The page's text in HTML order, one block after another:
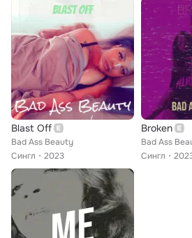
Blast Off
Bad Ass Beauty
Сингл
2023
Broken
Bad Ass
Сингл